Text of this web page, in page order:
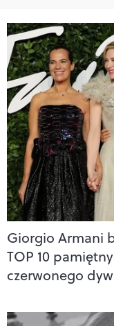
Giorgio Armani
TOP 10
czerwonego